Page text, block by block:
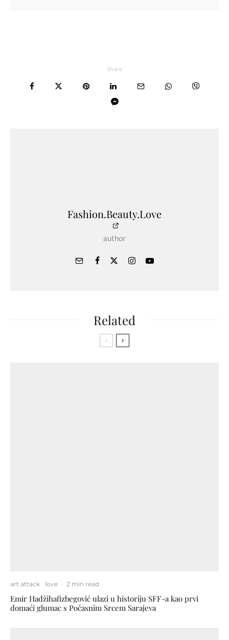
Share
Fashion.Beauty.Love
author
Related
art attack love · 2 min read
Emir Hadžihafizbegović ulazi u historiju SFF-a kao prvi
domaći glumac s Počasnim Srcem Sarajeva